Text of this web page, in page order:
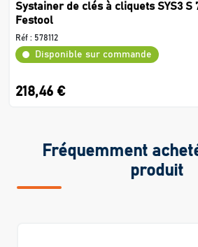
Systainer de clés à cliquets SYS3 S
Festool
Réf : 578112
Disponible sur commande
218,46 €
Fréquemment
produit